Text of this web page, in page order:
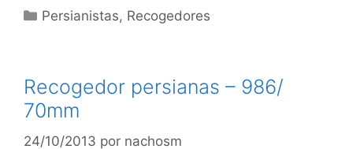
Categorías
Persianistas, Recogedores
Recogedor persianas – 986/
70mm
24/10/2013 por nachosm